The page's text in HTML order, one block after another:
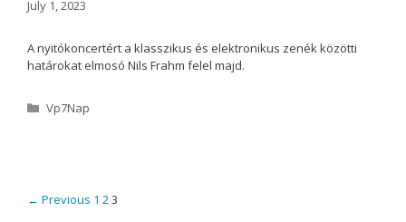
July 1, 2023
A nyitókoncertért a klasszikus és elektronikus zenék közötti
határokat elmosó Nils Frahm felel majd.
C
o
r
Vp7Nap
P
← Previous 1 23